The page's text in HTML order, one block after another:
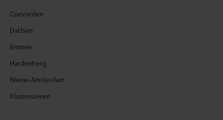
Coevorden
Dalfsen
Emmen
Hardenberg
Nieuw-Amsterdam
Klazienaveen